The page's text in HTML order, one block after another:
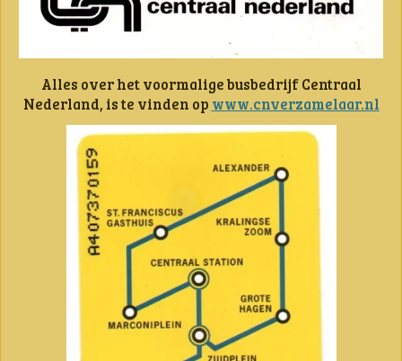
Alles over het voormalige busbedrijf Centraal
Nederland, is te vinden op www.cnverzamelaar.nl